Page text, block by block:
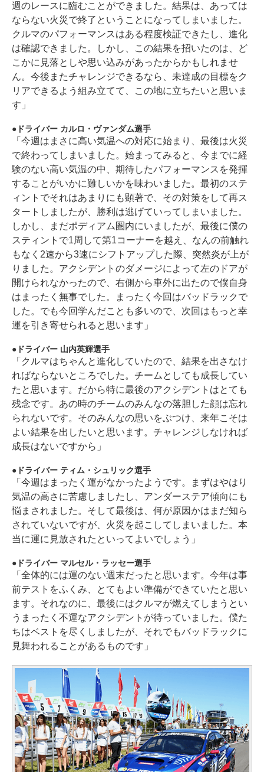
週のレースに臨むことができました。結果は、あっては
ならない火災で終了ということになってしまいました。
クルマのパフォーマンスはある程度検証できたし、進化
は確認できました。しかし、この結果を招いたのは、ど
こかに見落としや思い込みがあったからかもしれませ
ん。今後またチャレンジできるなら、未達成の目標をク
リアできるよう組み立てて、この地に立ちたいと思いま
す」
ドライバー カルロ・ヴァンダム選手
「今週はまさに高い気温への対応に始まり、最後は火災
で終わってしまいました。始まってみると、今までに経
験のない高い気温の中、期待したパフォーマンスを発揮
することがいかに難しいかを味わいました。最初のステ
ィントでそれはあまりにも顕著で、その対策をして再ス
タートしましたが、勝利は逃げていってしまいました。
しかし、まだポディアム圏内にいましたが、最後に僕の
スティントで1周して第1コーナーを越え、なんの前触れ
もなく2速から3速にシフトアップした際、突然炎が上が
りました。アクシデントのダメージによって左のドアが
開けられなかったので、右側から車外に出たので僕自身
はまったく無事でした。まったく今回はバッドラックで
した。でも今回学んだことも多いので、次回はもっと幸
運を引き寄せられると思います」
ドライバー 山内英輝選手
「クルマはちゃんと進化していたので、結果を出さなけ
ればならないところでした。チームとしても成長してい
たと思います。だから特に最後のアクシデントはとても
残念です。あの時のチームのみんなの落胆した顔は忘れ
られないです。そのみんなの思いをぶつけ、来年こそは
よい結果を出したいと思います。チャレンジしなければ
成長はないですから」
ドライバー ティム・シュリック選手
「今週はまったく運がなかったようです。まずはやはり
気温の高さに苦慮しましたし、アンダーステア傾向にも
悩まされました。そして最後は、何が原因かはまだ知ら
されていないですが、火災を起こしてしまいました。本
当に運に見放されたといってよいでしょう」
ドライバー マルセル・ラッセー選手
「全体的には運のない週末だったと思います。今年は事
前テストをふくみ、とてもよい準備ができていたと思い
ます。それなのに、最後にはクルマが燃えてしまうとい
うまったく不運なアクシデントが待っていました。僕た
ちはベストを尽くしましたが、それでもバッドラックに
見舞われることがあるものです」